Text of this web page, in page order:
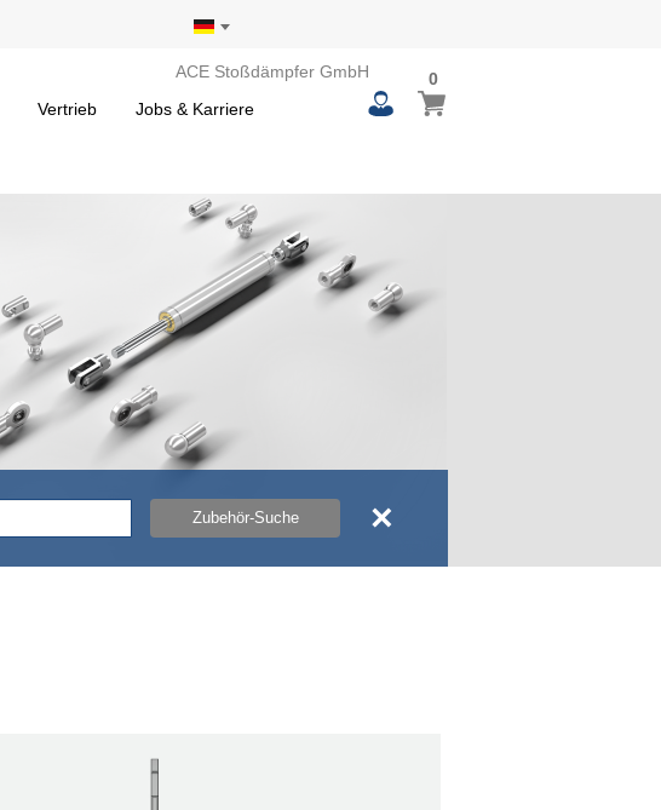
ACE Stoßdämpfer GmbH
Vertrieb Jobs & Karriere
Mein Warenkorb
00
items
Zubehör-Suche ×